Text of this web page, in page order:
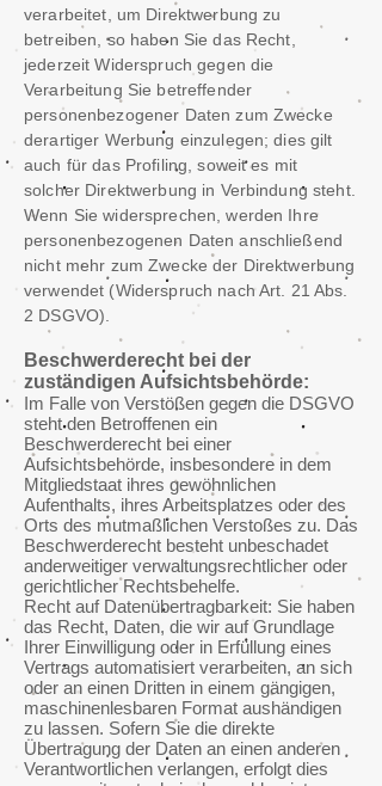
verarbeitet, um Direktwerbung zu
betreiben, so haben Sie das Recht,
jederzeit Widerspruch gegen die
Verarbeitung Sie betreffender
personenbezogener Daten zum Zwecke
derartiger Werbung einzulegen; dies gilt
auch für das Profiling, soweit es mit
solcher Direktwerbung in Verbindung steht.
Wenn Sie widersprechen, werden Ihre
personenbezogenen Daten anschließend
nicht mehr zum Zwecke der Direktwerbung
verwendet (Widerspruch nach Art. 21 Abs.
2 DSGVO).
Beschwerderecht bei der
zuständigen Aufsichtsbehörde:
Im Falle von Verstößen gegen die DSGVO
steht den Betroffenen ein
Beschwerderecht bei einer
Aufsichtsbehörde, insbesondere in dem
Mitgliedstaat ihres gewöhnlichen
Aufenthalts, ihres Arbeitsplatzes oder des
Orts des mutmaßlichen Verstoßes zu. Das
Beschwerderecht besteht unbeschadet
anderweitiger verwaltungsrechtlicher oder
gerichtlicher Rechtsbehelfe.
Recht auf Datenübertragbarkeit: Sie haben
das Recht, Daten, die wir auf Grundlage
Ihrer Einwilligung oder in Erfüllung eines
Vertrags automatisiert verarbeiten, an sich
oder an einen Dritten in einem gängigen,
maschinenlesbaren Format aushändigen
zu lassen. Sofern Sie die direkte
Übertragung der Daten an einen anderen
Verantwortlichen verlangen, erfolgt dies